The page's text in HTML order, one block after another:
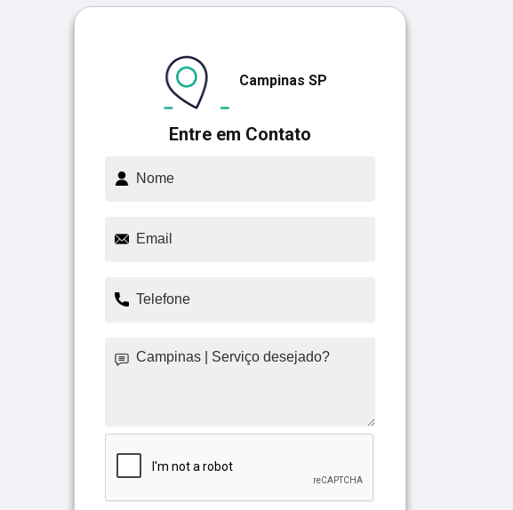
Entre em Contato
Campinas SP